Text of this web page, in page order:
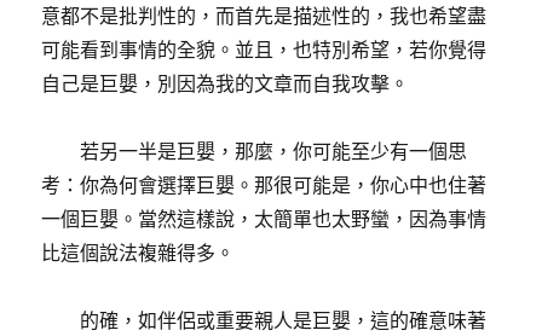
意都不是批判性的，而首先是描述性的，我也希望盡
可能看到事情的全貌。並且，也特別希望，若你覺得
自己是巨嬰，別因為我的文章而自我攻擊。
若另一半是巨嬰，那麼，你可能至少有一個思
考：你為何會選擇巨嬰。那很可能是，你心中也住著
一個巨嬰。當然這樣說，太簡單也太野蠻，因為事情
比這個說法複雜得多。
的確，如伴侶或重要親人是巨嬰，這的確意味著